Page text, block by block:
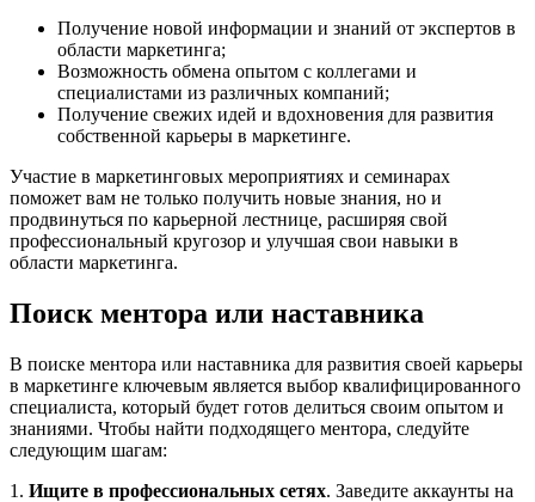
Получение новой информации и знаний от экспертов в
области маркетинга;
Возможность обмена опытом с коллегами и
специалистами из различных компаний;
Получение свежих идей и вдохновения для развития
собственной карьеры в маркетинге.
Участие в маркетинговых мероприятиях и семинарах
поможет вам не только получить новые знания, но и
продвинуться по карьерной лестнице, расширяя свой
профессиональный кругозор и улучшая свои навыки в
области маркетинга.
Поиск ментора или наставника
В поиске ментора или наставника для развития своей карьеры
в маркетинге ключевым является выбор квалифицированного
специалиста, который будет готов делиться своим опытом и
знаниями. Чтобы найти подходящего ментора, следуйте
следующим шагам:
1. Ищите в профессиональных сетях. Заведите аккаунты на